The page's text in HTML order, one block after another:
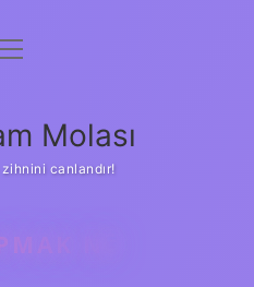
Uyarı
Molası
canlandır!
NE